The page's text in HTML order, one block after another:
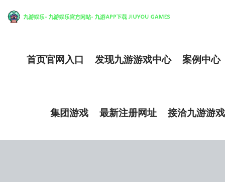
首页官网入口 发现九游游戏中心 案例中心
集团游戏 最新注册网址 接洽九游游戏